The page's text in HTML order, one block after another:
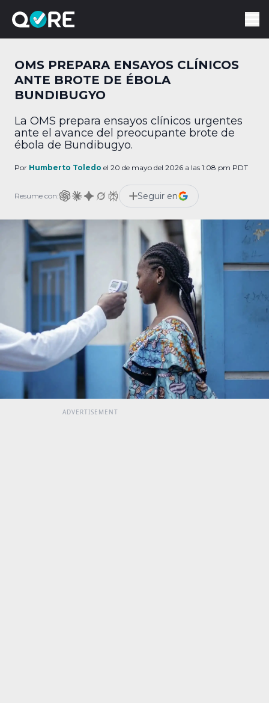
OMS PREPARA ENSAYOS CLÍNICOS
ANTE BROTE DE ÉBOLA
BUNDIBUGYO
La OMS prepara ensayos clínicos urgentes
ante el avance del preocupante brote de
ébola de Bundibugyo.
Por Humberto Toledo el 20 de mayo del 2026 a las 1:08 pm PDT
Resume con: Seguir en